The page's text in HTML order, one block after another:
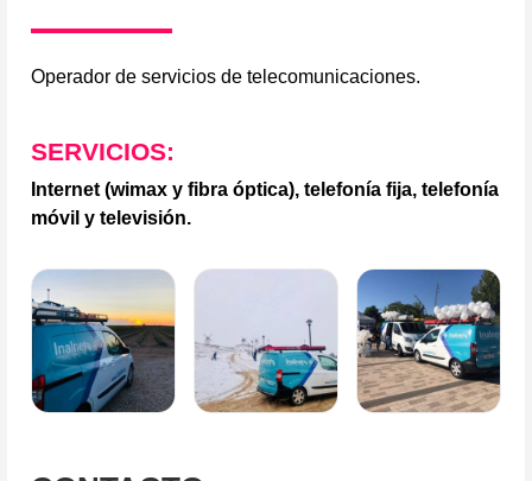
Operador de servicios de telecomunicaciones.
SERVICIOS:
Internet (wimax y fibra óptica), telefonía fija, telefonía
móvil y televisión.